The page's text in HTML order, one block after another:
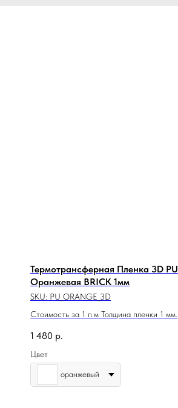
Термотрансферная Пленка 3D PU
Оранжевая BRICK 1мм
SKU: PU_ORANGE_3D
Стоимость за 1 п.м Толщина пленки 1 мм.
1 480 р.
Цвет
оранжевый